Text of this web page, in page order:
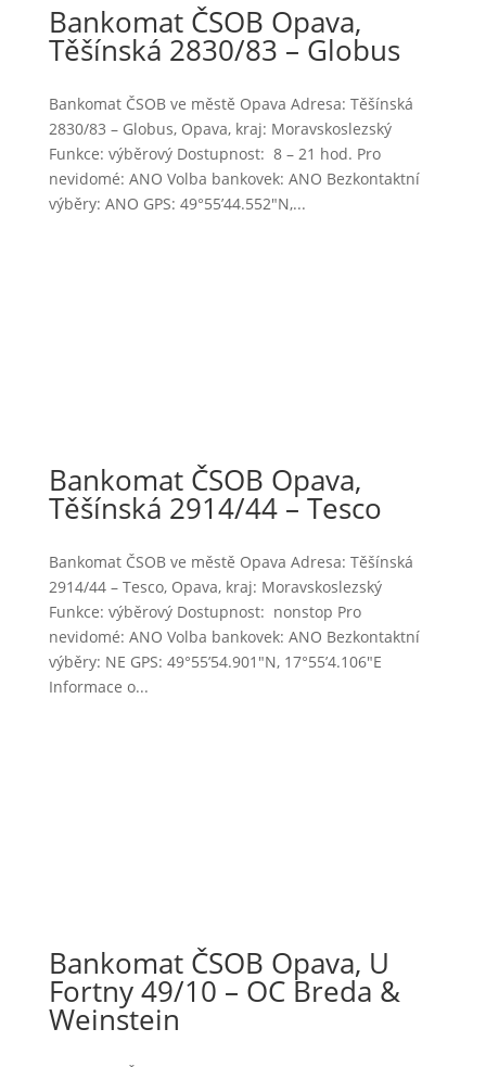
Bankomat ČSOB Opava,
Těšínská 2830/83 – Globus
Bankomat ČSOB ve městě Opava Adresa: Těšínská
2830/83 – Globus, Opava, kraj: Moravskoslezský
Funkce: výběrový Dostupnost: 8 – 21 hod. Pro
nevidomé: ANO Volba bankovek: ANO Bezkontaktní
výběry: ANO GPS: 49°55’44.552″N,...
Bankomat ČSOB Opava,
Těšínská 2914/44 – Tesco
Bankomat ČSOB ve městě Opava Adresa: Těšínská
2914/44 – Tesco, Opava, kraj: Moravskoslezský
Funkce: výběrový Dostupnost: nonstop Pro
nevidomé: ANO Volba bankovek: ANO Bezkontaktní
výběry: NE GPS: 49°55’54.901″N, 17°55’4.106″E
Informace o...
Bankomat ČSOB Opava, U
Fortny 49/10 – OC Breda &
Weinstein